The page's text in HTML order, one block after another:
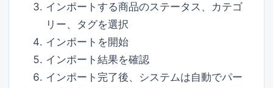
インポートする商品のステータス、カテゴ
リー、タグを選択
インポートを開始
インポート結果を確認
インポート完了後、システムは自動でパー